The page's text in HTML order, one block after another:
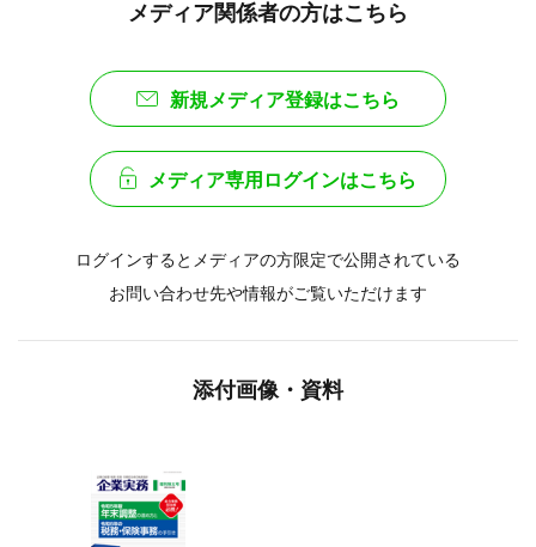
メディア関係者の方はこちら
新規メディア登録はこちら
メディア専用ログインはこちら
ログインするとメディアの方限定で公開されている
お問い合わせ先や情報がご覧いただけます
添付画像・資料